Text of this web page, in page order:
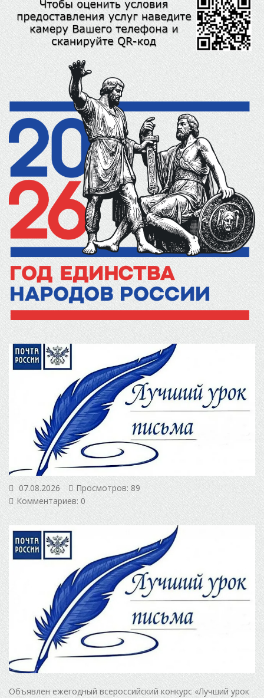
07.08.2026
Просмотров: 89
Комментариев: 0
Объявлен ежегодный всероссийский конкурс «Лучший урок